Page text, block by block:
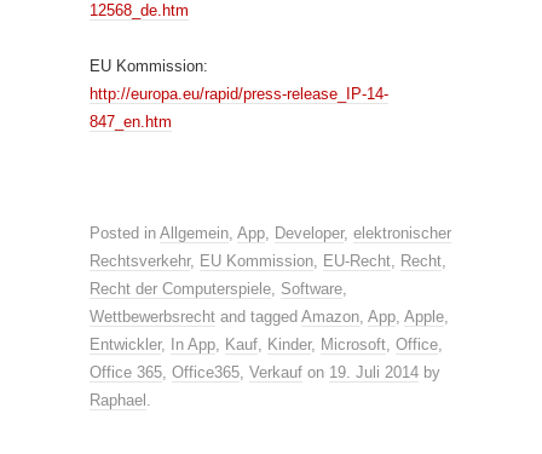
12568_de.htm
EU Kommission:
http://europa.eu/rapid/press-release_IP-14-
847_en.htm
Posted in Allgemein, App, Developer, elektronischer
Rechtsverkehr, EU Kommission, EU-Recht, Recht,
Recht der Computerspiele, Software,
Wettbewerbsrecht and tagged Amazon, App, Apple,
Entwickler, In App, Kauf, Kinder, Microsoft, Office,
Office 365, Office365, Verkauf on 19. Juli 2014 by
Raphael .